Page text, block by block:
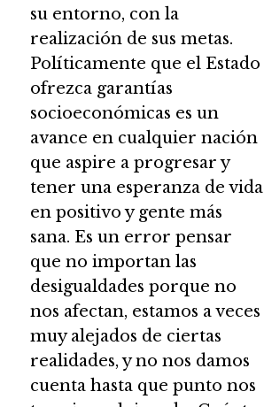
su entorno, con la
realización de sus metas.
Políticamente que el Estado
ofrezca garantías
socioeconómicas es un
avance en cualquier nación
que aspire a progresar y
tener una esperanza de vida
en positivo y gente más
sana. Es un error pensar
que no importan las
desigualdades porque no
nos afectan, estamos a veces
muy alejados de ciertas
realidades, y no nos damos
cuenta hasta que punto nos